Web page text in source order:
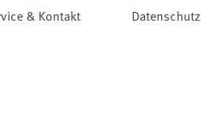
& Kontakt Datenschutz